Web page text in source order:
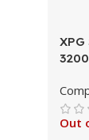
XPG
Out